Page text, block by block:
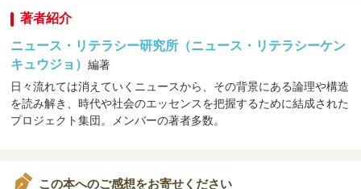
著者紹介
ニュース・リテラシー研究所（ニュース・リテラシーケン
キュウジョ）編著
日々流れては消えていくニュースから、その背景にある論理や構造
を読み解き、時代や社会のエッセンスを把握するために結成された
プロジェクト集団。メンバーの著者多数。
この本へのご感想をお寄せください